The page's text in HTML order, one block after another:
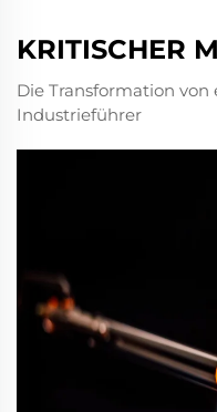
KRITISCHER
Die Transformation
Industrieführer